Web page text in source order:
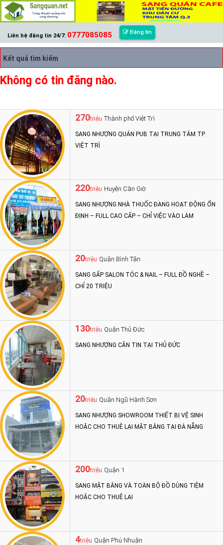
Liên hệ đăng tin 24/7: 0777085085 Đăng tin
Kết quả tìm kiếm
Không có tin đăng nào.
270triệu Thành phố Việt Trì
SANG NHƯỢNG QUÁN PUB TẠI TRUNG TÂM TP.
VIỆT TRÌ
220triệu Huyện Cần Giờ
SANG NHƯỢNG NHÀ THUỐC ĐANG HOẠT ĐỘNG ỔN
ĐỊNH – FULL CAO CẤP – CHỈ VIỆC VÀO LÀM
20triệu Quận Bình Tân
SANG GẤP SALON TÓC & NAIL – FULL ĐỒ NGHỀ –
CHỈ 20 TRIỆU
130triệu Quận Thủ Đức
SANG NHƯỢNG CĂN TIN TẠI THỦ ĐỨC
20triệu Quận Ngũ Hành Sơn
SANG NHƯỢNG SHOWROOM THIẾT BỊ VỆ SINH
HOẶC CHO THUÊ LẠI MẶT BẰNG TẠI ĐÀ NẴNG
200triệu Quận 1
SANG MẶT BẰNG VÀ TOÀN BỘ ĐỒ DÙNG TIỆM
HOẶC CHO THUÊ LẠI
4triệu Quận Phú Nhuận